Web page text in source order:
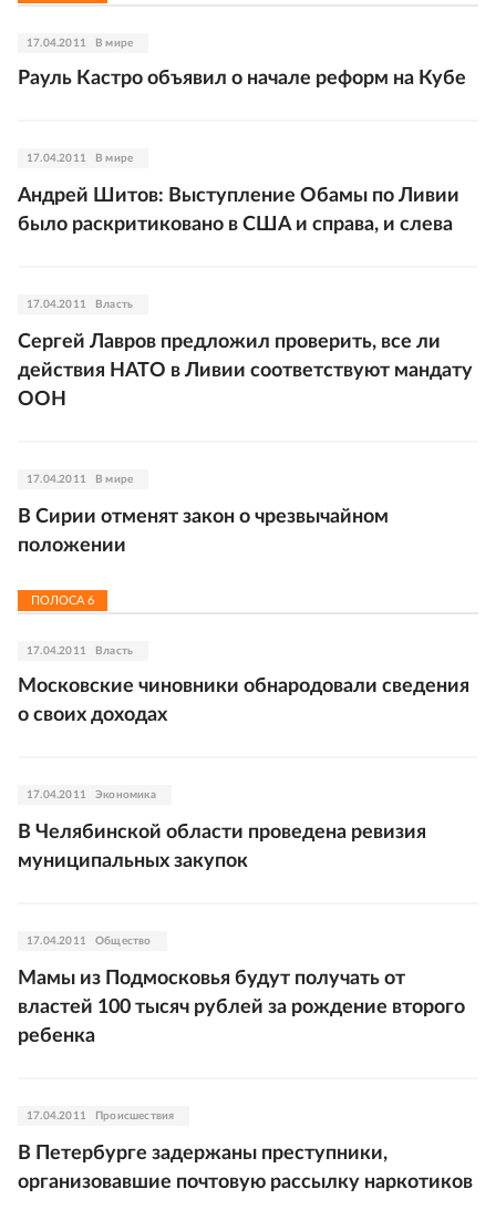
17.04.2011 В мире
Рауль Кастро объявил о начале реформ на Кубе
17.04.2011 В мире
Андрей Шитов: Выступление Обамы по Ливии
было раскритиковано в США и справа, и слева
17.04.2011 Власть
Сергей Лавров предложил проверить, все ли
действия НАТО в Ливии соответствуют мандату
ООН
17.04.2011 В мире
В Сирии отменят закон о чрезвычайном
положении
ПОЛОСА 6
17.04.2011 Власть
Московские чиновники обнародовали сведения
о своих доходах
17.04.2011 Экономика
В Челябинской области проведена ревизия
муниципальных закупок
17.04.2011 Общество
Мамы из Подмосковья будут получать от
властей 100 тысяч рублей за рождение второго
ребенка
17.04.2011 Происшествия
В Петербурге задержаны преступники,
организовавшие почтовую рассылку наркотиков